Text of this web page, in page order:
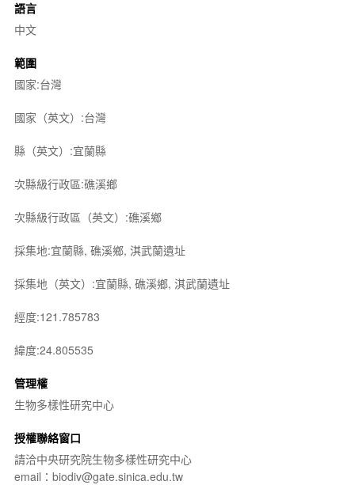
語言
中文
範圍
國家:台灣
國家（英文）:台灣
縣（英文）:宜蘭縣
次縣級行政區:礁溪鄉
次縣級行政區（英文）:礁溪鄉
採集地:宜蘭縣, 礁溪鄉, 淇武蘭遺址
採集地（英文）:宜蘭縣, 礁溪鄉, 淇武蘭遺址
經度:121.785783
緯度:24.805535
管理權
生物多樣性研究中心
授權聯絡窗口
請洽中央研究院生物多樣性研究中心
email：biodiv@gate.sinica.edu.tw